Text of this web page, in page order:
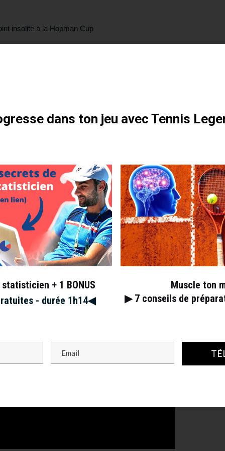
insolite à la Hopman Cup
au Challenger de Knoxville
dans ton jeu avec Tennis
+ 1 BONUS
- durée 1h14◀︎
Muscle ton
▶︎ 7 conseils de